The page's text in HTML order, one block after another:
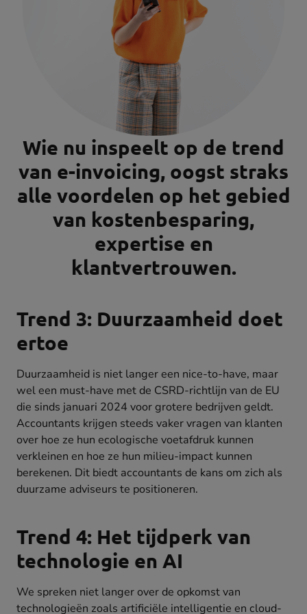
Wie nu inspeelt op de trend
van e-invoicing, oogst straks
alle voordelen op het gebied
van kostenbesparing,
expertise en
klantvertrouwen.
Trend 3: Duurzaamheid doet
ertoe
Duurzaamheid is niet langer een nice-to-have, maar
wel een must-have met de CSRD-richtlijn van de EU
die sinds januari 2024 voor grotere bedrijven geldt.
Accountants krijgen steeds vaker vragen van klanten
over hoe ze hun ecologische voetafdruk kunnen
verkleinen en hoe ze hun milieu-impact kunnen
berekenen. Dit biedt accountants de kans om zich als
duurzame adviseurs te positioneren.
Trend 4: Het tijdperk van
technologie en AI
We spreken niet langer over de opkomst van
technologieën zoals artificiële intelligentie en cloud-